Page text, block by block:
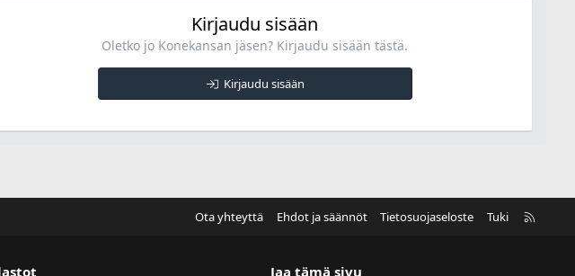
Kirjaudu sisään
Oletko jo Konekansan jäsen? Kirjaudu sisään tästä.
Kirjaudu sisään
Ota yhteyttä Ehdot ja säännöt Tietosuojaseloste Tuki
Jaa tämä sivu